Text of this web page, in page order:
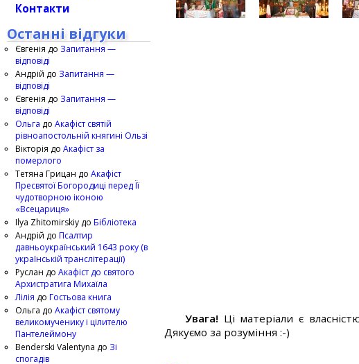
Увага! Ці матеріали є
Дякуємо за розуміння :-)
Контакти
Останні відгуки
Євгенія до Запитання —
відповіді
Андрій до Запитання —
відповіді
Євгенія до Запитання —
відповіді
Ольга до Акафіст святій
рівноапостольній княгині Ользі
Вікторія до Акафіст за
померлого
Тетяна Грицан до Акафіст
Пресвятої Богородиці перед Її
чудотворною іконою
«Всецариця»
Ilya Zhitomirskiy до Бібліотека
Андрій до Псалтир
давньоукраїнський 1643 року (в
українській транслітерації)
Руслан до Акафіст до святого
Архистратига Михаїла
Лілія до Гостьова книга
Ольга до Акафіст святому
великомученику і цілителю
Пантелеймону
Benderski Valentyna до Зі
спогадів